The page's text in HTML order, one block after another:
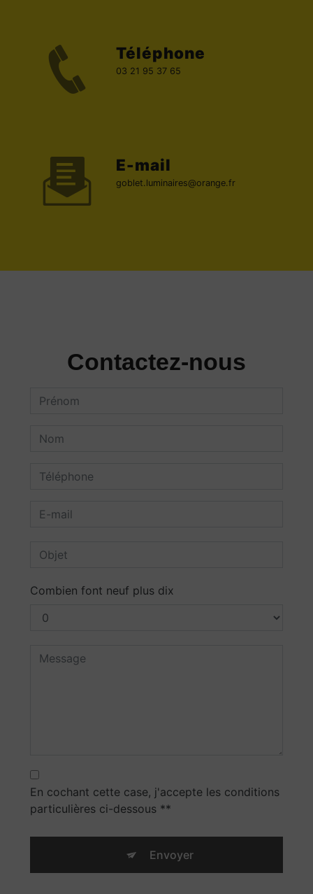
Téléphone
03 21 95 37 65
E-mail
goblet.luminaires@orange.fr
Contactez-nous
Combien font neuf plus dix
En cochant cette case, j'accepte les conditions
particulières ci-dessous **
Envoyer